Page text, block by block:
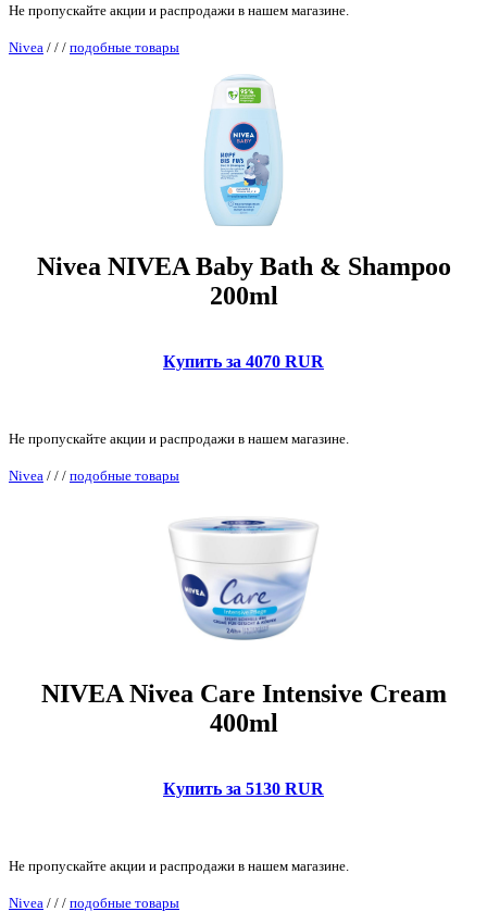
Не пропускайте акции и распродажи в нашем магазине.
Nivea / / / подобные товары
Nivea NIVEA Baby Bath & Shampoo
200ml
Купить за 4070 RUR
Не пропускайте акции и распродажи в нашем магазине.
Nivea / / / подобные товары
NIVEA Nivea Care Intensive Cream
400ml
Купить за 5130 RUR
Не пропускайте акции и распродажи в нашем магазине.
Nivea / / / подобные товары